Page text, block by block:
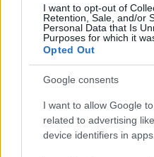
I want to opt-out of
Retention, Sale, and/or
Personal Data that Is
Purposes for which it
Opted Out
Google consents
I want to allow Google
related to advertising
device identifiers in apps.
143
16
12
143
16
12
14